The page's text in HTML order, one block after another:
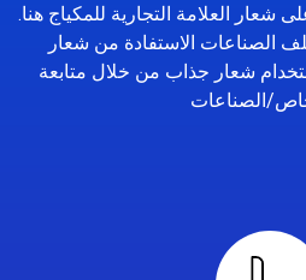
شعار العلامة التجارية للمكياج هنا.
الصناعات الاستفادة من شعار
شعار جذاب من خلال متابعة